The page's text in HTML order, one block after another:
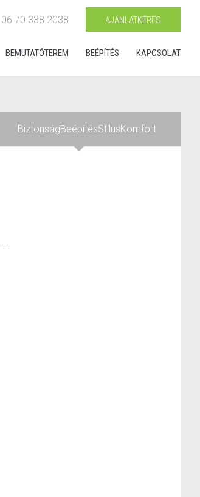
06 70 338 2038 AJÁNLATKÉRÉS
BEMUTATÓTEREM BEÉPÍTÉS KAPCSOLAT
BiztonságBeépítésStílusKomfort